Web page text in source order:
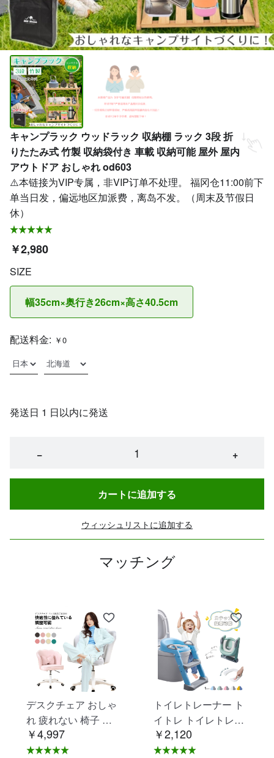
キャンプラック ウッドラック 収納棚 ラック 3段 折
りたたみ式 竹製 収納袋付き 車載 収納可能 屋外 屋内
アウトドア おしゃれ od603
⚠️本链接为VIP专属，非VIP订单不处理。 福冈仓11:00前下
单当日发，偏远地区加派费，离岛不发。（周末及节假日
休）
￥2,980
SIZE
幅35cm×奥行き26cm×高さ40.5cm
配送料金: ￥0
発送日 1 日以内に発送
− +
カートに追加する
ウィッシュリストに追加する
マッチング
デスクチェア おしゃ
れ 疲れない 椅子 白
ホワイト デスクチェ
ア 疲れにくい 学習椅
￥4,997
トイレトレーナー ト
イトレ トイレトレー
ニング トイレ 練習
折りたたみ おまる 補
￥2,120